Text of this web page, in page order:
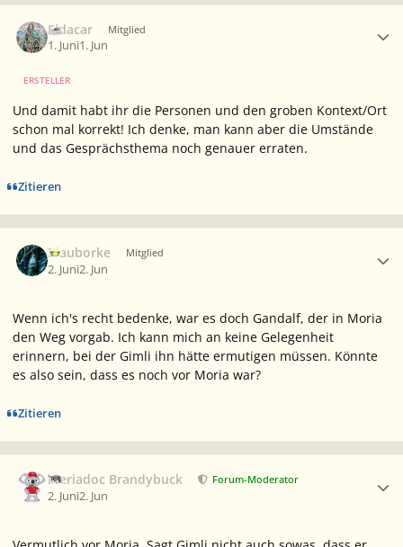
Eldacar Mitglied
1. Juni1. Jun
ERSTELLER
Und damit habt ihr die Personen und den groben Kontext/Ort
schon mal korrekt! Ich denke, man kann aber die Umstände
und das Gesprächsthema noch genauer erraten.
Zitieren
Blauborke Mitglied
2. Juni2. Jun
Wenn ich's recht bedenke, war es doch Gandalf, der in Moria
den Weg vorgab. Ich kann mich an keine Gelegenheit
erinnern, bei der Gimli ihn hätte ermutigen müssen. Könnte
es also sein, dass es noch vor Moria war?
Zitieren
Meriadoc Brandybuck Forum-Moderator
2. Juni2. Jun